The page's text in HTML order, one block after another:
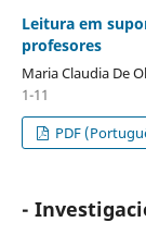
Leitura em
profesores
Maria Claudia De
1-11
PDF
-